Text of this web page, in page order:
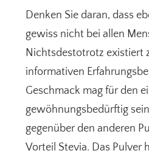
Denken Sie daran, dass
gewiss nicht bei allen
Nichtsdestotrotz existiert
informativen
Geschmack mag für den
gewöhnungsbedürftig
gegenüber den anderen
Vorteil Stevia. Das Pulver